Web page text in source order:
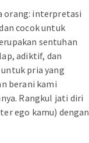
orang: interpretasi
cocok untuk
sentuhan
adiktif, dan
pria yang
berani kami
Rangkul jati diri
ego kamu) dengan